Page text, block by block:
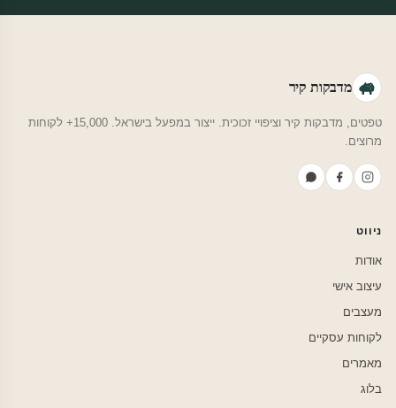
מדבקות קיר
טפטים, מדבקות קיר וציפויי זכוכית. ייצור במפעל בישראל. 15,000+ לקוחות
מרוצים.
ניווט
אודות
עיצוב אישי
מעצבים
לקוחות עסקיים
מאמרים
בלוג